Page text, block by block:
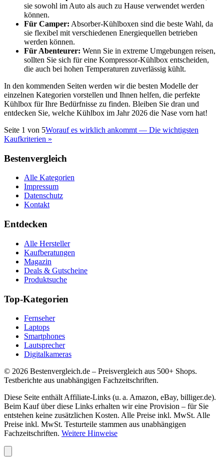
sie sowohl im Auto als auch zu Hause verwendet werden
können.
Für Camper: Absorber-Kühlboxen sind die beste Wahl, da
sie flexibel mit verschiedenen Energiequellen betrieben
werden können.
Für Abenteurer: Wenn Sie in extreme Umgebungen reisen,
sollten Sie sich für eine Kompressor-Kühlbox entscheiden,
die auch bei hohen Temperaturen zuverlässig kühlt.
In den kommenden Seiten werden wir die besten Modelle der
einzelnen Kategorien vorstellen und Ihnen helfen, die perfekte
Kühlbox für Ihre Bedürfnisse zu finden. Bleiben Sie dran und
entdecken Sie, welche Kühlbox im Jahr 2026 die Nase vorn hat!
Seite 1 von 5Worauf es wirklich ankommt — Die wichtigsten
Kaufkriterien »
Bestenvergleich
Alle Kategorien
Impressum
Datenschutz
Kontakt
Entdecken
Alle Hersteller
Kaufberatungen
Magazin
Deals & Gutscheine
Produktsuche
Top-Kategorien
Fernseher
Laptops
Smartphones
Lautsprecher
Digitalkameras
© 2026 Bestenvergleich.de – Preisvergleich aus 500+ Shops.
Testberichte aus unabhängigen Fachzeitschriften.
Diese Seite enthält Affiliate-Links (u. a. Amazon, eBay, billiger.de).
Beim Kauf über diese Links erhalten wir eine Provision – für Sie
entstehen keine zusätzlichen Kosten. Alle Preise inkl. MwSt. Alle
Preise inkl. MwSt. Testurteile stammen aus unabhängigen
Fachzeitschriften. Weitere Hinweise